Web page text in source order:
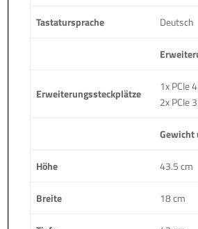
Tastatursprache Deutsch
Erweiterungssteckplätze
1x PCIe
2x PCIe
Gewicht
Höhe 43.5 cm
Breite 18 cm